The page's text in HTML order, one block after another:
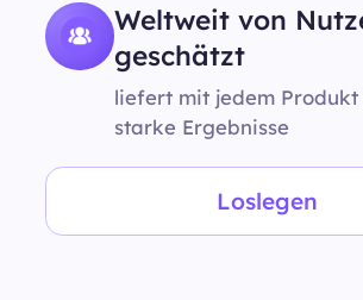
Weltweit von
geschätzt
liefert mit jedem
starke Ergebnisse
Loslegen